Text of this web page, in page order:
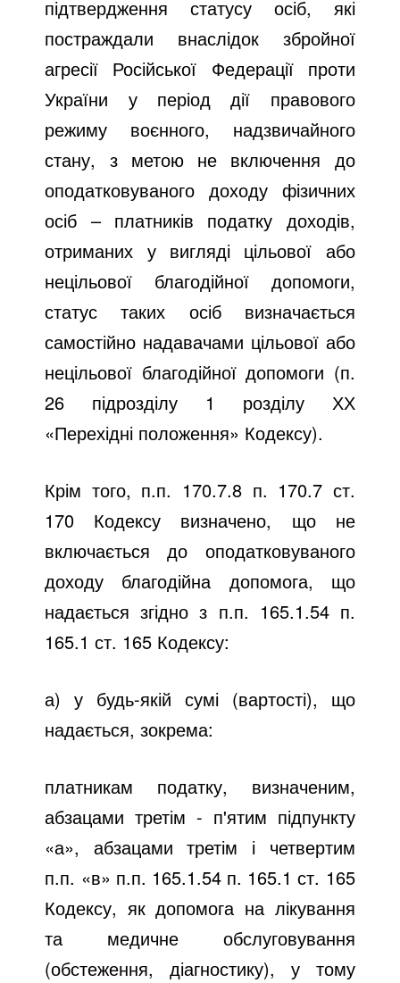
підтвердження статусу осіб, які
постраждали внаслідок збройної
агресії Російської Федерації проти
України у період дії правового
режиму воєнного, надзвичайного
стану, з метою не включення до
оподатковуваного доходу фізичних
осіб – платників податку доходів,
отриманих у вигляді цільової або
нецільової благодійної допомоги,
статус таких осіб визначається
самостійно надавачами цільової або
нецільової благодійної допомоги (п.
26 підрозділу 1 розділу ХХ
«Перехідні положення» Кодексу).
Крім того, п.п. 170.7.8 п. 170.7 ст.
170 Кодексу визначено, що не
включається до оподатковуваного
доходу благодійна допомога, що
надається згідно з п.п. 165.1.54 п.
165.1 ст. 165 Кодексу:
а) у будь-якій сумі (вартості), що
надається, зокрема:
платникам податку, визначеним,
абзацами третім - п'ятим підпункту
«а», абзацами третім і четвертим
п.п. «в» п.п. 165.1.54 п. 165.1 ст. 165
Кодексу, як допомога на лікування
та медичне обслуговування
(обстеження, діагностику), у тому